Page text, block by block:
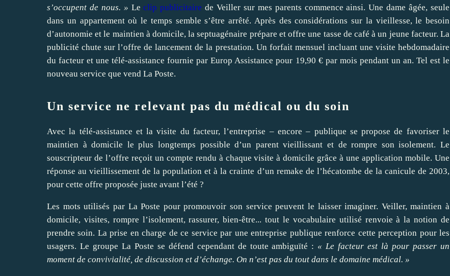
s’occupent de nous. » Leclip publicitaire de Veiller sur mes parents commence ainsi. Une dame âgée, seule
dans un appartement où le temps semble s’être arrêté. Après des considérations sur la vieillesse, le besoin
d’autonomie et le maintien à domicile, la septuagénaire prépare et offre une tasse de café à un jeune facteur. La
publicité chute sur l’offre de lancement de la prestation. Un forfait mensuel incluant une visite hebdomadaire
du facteur et une télé-assistance fournie par Europ Assistance pour 19,90 € par mois pendant un an. Tel est le
nouveau service que vend La Poste.
Un service ne relevant pas du médical ou du soin
Avec la télé-assistance et la visite du facteur, l’entreprise – encore – publique se propose de favoriser le
maintien à domicile le plus longtemps possible d’un parent vieillissant et de rompre son isolement. Le
souscripteur de l’offre reçoit un compte rendu à chaque visite à domicile grâce à une application mobile. Une
réponse au vieillissement de la population et à la crainte d’un remake de l’hécatombe de la canicule de 2003,
pour cette offre proposée juste avant l’été ?
Les mots utilisés par La Poste pour promouvoir son service peuvent le laisser imaginer. Veiller, maintien à
domicile, visites, rompre l’isolement, rassurer, bien-être... tout le vocabulaire utilisé renvoie à la notion de
prendre soin. La prise en charge de ce service par une entreprise publique renforce cette perception pour les
usagers. Le groupe La Poste se défend cependant de toute ambiguïté : « Le facteur est là pour passer un
moment de convivialité, de discussion et d’échange. On n’est pas du tout dans le domaine médical. »